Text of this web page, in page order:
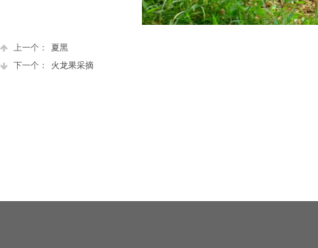
上一个：
夏黑
下一个：
火龙果采摘